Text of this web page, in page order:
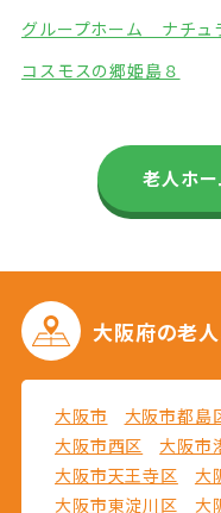
グループホーム ナチュ
コスモスの郷姫島８
老人ホ
大阪府の老
大阪市 大阪市都島
大阪市西区
大阪市
大阪市天王寺区
大
大阪市東淀川区
大